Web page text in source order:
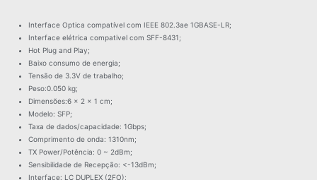
Interface Optica compatível com IEEE 802.3ae 1GBASE-LR;
Interface elétrica compativel com SFF-8431;
Hot Plug and Play;
Baixo consumo de energia;
Tensão de 3.3V de trabalho;
Peso:0.050 kg;
Dimensões:6 × 2 × 1 cm;
Modelo: SFP;
Taxa de dados/capacidade: 1Gbps;
Comprimento de onda: 1310nm;
TX Power/Potência: 0 ~ 2dBm;
Sensibilidade de Recepção: <-13dBm;
Interface: LC DUPLEX (2FO);